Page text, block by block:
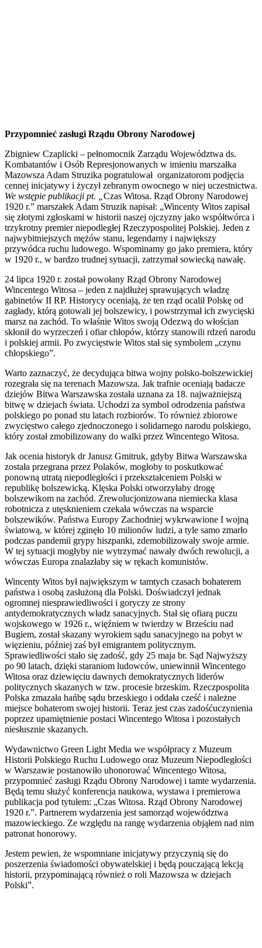
Przypomnieć zasługi Rządu Obrony Narodowej
Zbigniew Czaplicki – pełnomocnik Zarządu Województwa ds.
Kombatantów i Osób Represjonowanych w imieniu marszałka
Mazowsza Adam Struzika pogratulował organizatorom podjęcia
cennej inicjatywy i życzył zebranym owocnego w niej uczestnictwa.
We wstępie publikacji pt. „ Czas Witosa. Rząd Obrony Narodowej
1920 r.” marszałek Adam Struzik napisał: „Wincenty Witos zapisał
się złotymi zgłoskami w historii naszej ojczyzny jako współtwórca i
trzykrotny premier niepodległej Rzeczypospolitej Polskiej. Jeden z
najwybitniejszych mężów stanu, legendarny i największy
przywódca ruchu ludowego. Wspominamy go jako premiera, który
w 1920 r., w bardzo trudnej sytuacji, zatrzymał sowiecką nawałę.
24 lipca 1920 r. został powołany Rząd Obrony Narodowej
Wincentego Witosa – jeden z najdłużej sprawujących władzę
gabinetów II RP. Historycy oceniają, że ten rząd ocalił Polskę od
zagłady, którą gotowali jej bolszewicy, i powstrzymał ich zwycięski
marsz na zachód. To właśnie Witos swoją Odezwą do włościan
skłonił do wyrzeczeń i ofiar chłopów, którzy stanowili rdzeń narodu
i polskiej armii. Po zwycięstwie Witos stał się symbolem „czynu
chłopskiego”.
Warto zaznaczyć, że decydująca bitwa wojny polsko-bolszewickiej
rozegrała się na terenach Mazowsza. Jak trafnie oceniają badacze
dziejów Bitwa Warszawska została uznana za 18. najważniejszą
bitwę w dziejach świata. Uchodzi za symbol odrodzenia państwa
polskiego po ponad stu latach rozbiorów. To również zbiorowe
zwycięstwo całego zjednoczonego i solidarnego narodu polskiego,
który został zmobilizowany do walki przez Wincentego Witosa.
Jak ocenia historyk dr Janusz Gmitruk, gdyby Bitwa Warszawska
została przegrana przez Polaków, mogłoby to poskutkować
ponowną utratą niepodległości i przekształceniem Polski w
republikę bolszewicką. Klęska Polski otworzyłaby drogę
bolszewikom na zachód. Zrewolucjonizowana niemiecka klasa
robotnicza z utęsknieniem czekała wówczas na wsparcie
bolszewików. Państwa Europy Zachodniej wykrwawione I wojną
światową, w której zginęło 10 milionów ludzi, a tyle samo zmarło
podczas pandemii grypy hiszpanki, zdemobilizowały swoje armie.
W tej sytuacji mogłyby nie wytrzymać nawały dwóch rewolucji, a
wówczas Europa znalazłaby się w rękach komunistów.
Wincenty Witos był największym w tamtych czasach bohaterem
państwa i osobą zasłużoną dla Polski. Doświadczył jednak
ogromnej niesprawiedliwości i goryczy ze strony
antydemokratycznych władz sanacyjnych. Stał się ofiarą puczu
wojskowego w 1926 r., więźniem w twierdzy w Brześciu nad
Bugiem, został skazany wyrokiem sądu sanacyjnego na pobyt w
więzieniu, później zaś był emigrantem politycznym.
Sprawiedliwości stało się zadość, gdy 25 maja br. Sąd Najwyższy
po 90 latach, dzięki staraniom ludowców, uniewinnił Wincentego
Witosa oraz dziewięciu dawnych demokratycznych liderów
politycznych skazanych w tzw. procesie brzeskim. Rzeczpospolita
Polska zmazała hańbę sądu brzeskiego i oddała cześć i należne
miejsce bohaterom swojej historii. Teraz jest czas zadośćuczynienia
poprzez upamiętnienie postaci Wincentego Witosa i pozostałych
niesłusznie skazanych.
Wydawnictwo Green Light Media we współpracy z Muzeum
Historii Polskiego Ruchu Ludowego oraz Muzeum Niepodległości
w Warszawie postanowiło uhonorować Wincentego Witosa,
przypomnieć zasługi Rządu Obrony Narodowej i tamte wydarzenia.
Będą temu służyć konferencja naukowa, wystawa i premierowa
publikacja pod tytułem: „Czas Witosa. Rząd Obrony Narodowej
1920 r.”. Partnerem wydarzenia jest samorząd województwa
mazowieckiego. Ze względu na rangę wydarzenia objąłem nad nim
patronat honorowy.
Jestem pewien, że wspomniane inicjatywy przyczynią się do
poszerzenia świadomości obywatelskiej i będą pouczającą lekcją
historii, przypominającą również o roli Mazowsza w dziejach
Polski”.